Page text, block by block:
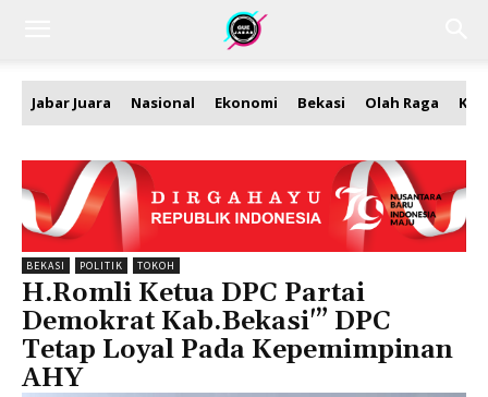
Jabar Juara Nasional Ekonomi Bekasi Olah Raga
BEKASI POLITIK TOKOH
H.Romli Ketua DPC Partai
Demokrat Kab.Bekasi'” DPC
Tetap Loyal Pada Kepemimpinan
AHY